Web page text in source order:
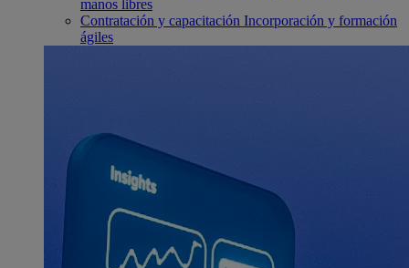
manos libres
Contratación y capacitación Incorporación y formación
ágiles